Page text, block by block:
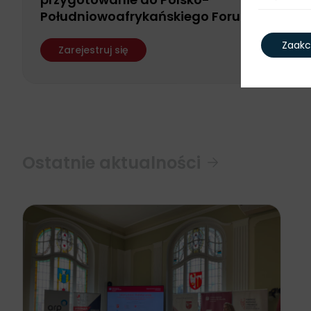
Południowoafrykańskiego Forum
Zarejestruj się